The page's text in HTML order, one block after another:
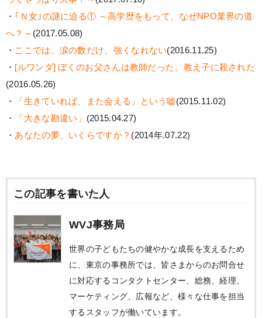
・ ｢Ｎ女｣の謎に迫る① ～高学歴をもって、なぜNPO業界の道
へ？～ (2017.05.08)
・ ここでは、涙の数だけ、強くなれない(2016.11.25)
・ [ルワンダ] ぼくのお父さんは教師だった。教え子に殺された
(2016.05.26)
・
「生きていれば、また会える」という嘘(2015.11.02)
・
「大きな勘違い」 (2015.04.27)
・ あなたの夢、いくらですか？ (2014年.07.22)
この記事を書いた人
WVJ事務局
世界の子どもたちの健やかな成長を支えるため
に、東京の事務所では、皆さまからのお問合せ
に対応するコンタクトセンター、総務、経理、
マーケティング、広報など、様々な仕事を担当
するスタッフが働いています。